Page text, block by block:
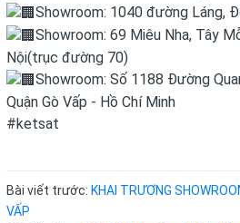
Showroom: 1040 đường Láng,
Showroom: 69 Miêu Nha, Tây
Nội(trục đường 70)
Showroom: Số 1188 Đường
Quận Gò Vấp - Hồ Chí Minh
#ketsat
Bài viết trước: KHAI TRƯƠNG
VẤP